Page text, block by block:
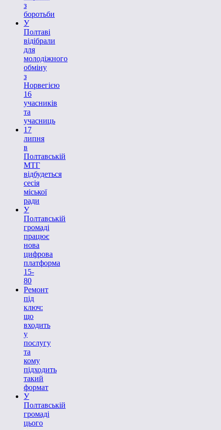
з
боротьби
У
Полтаві
відібрали
для
молодіжного
обміну
з
Норвегією
16
учасників
та
учасниць
17
липня
в
Полтавській
МТГ
відбудеться
сесія
міської
ради
У
Полтавській
громаді
працює
нова
цифрова
платформа
15-
80
Ремонт
під
ключ:
що
входить
у
послугу
та
кому
підходить
такий
формат
У
Полтавській
громаді
цього